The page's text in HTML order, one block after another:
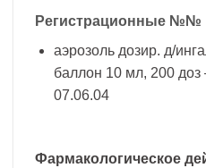
Регистрационные №№
аэрозоль дозир. д/
баллон 10 мл, 200
07.06.04
Фармакологическое